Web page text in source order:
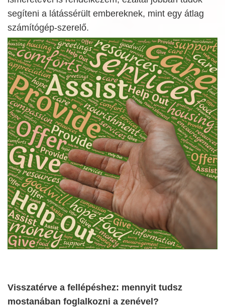
segíteni a látássérült embereknek, mint egy átlag
számítógép-szerelő.
Visszatérve a fellépéshez: mennyit tudsz
mostanában foglalkozni a zenével?